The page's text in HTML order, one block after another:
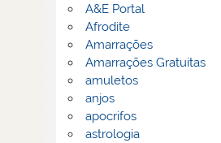
A&E Portal
Afrodite
Amarrações
Amarrações Gratuitas
amuletos
anjos
apocrifos
astrologia